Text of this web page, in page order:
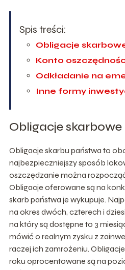
Spis treści:
Obligacje
Konto
Odkładanie na
Inne formy
Obligacje skarbowe
Obligacje skarbu państwa to
najbezpieczniejszy sposób
oszczędzanie można
Obligacje oferowane są na
skarb państwa je wykupuje.
na okres dwóch, czterech i
na który są dostępne to 3
mówić o realnym zysku z
raczej ich zamrożeniu.
roku oprocentowane są na